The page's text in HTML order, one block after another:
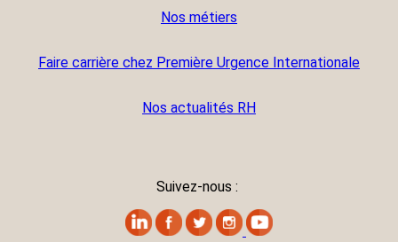
Nos métiers
Faire carrière chez Première Urgence Internationale
Nos actualités RH
Suivez-nous :